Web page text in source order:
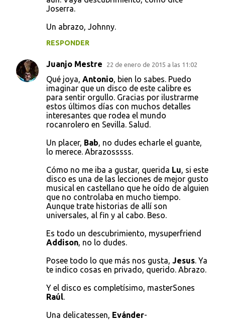
Joserra.
Un abrazo, Johnny.
RESPONDER
Juanjo Mestre 22 de enero de 2015 a las 11:02
Qué joya, Antonio, bien lo sabes. Puedo
imaginar que un disco de este calibre es
para sentir orgullo. Gracias por ilustrarme
estos últimos días con muchos detalles
interesantes que rodea el mundo
rocanrolero en Sevilla. Salud.
Un placer, Bab, no dudes echarle el guante,
lo merece. Abrazosssss.
Cómo no me iba a gustar, querida Lu, si este
disco es una de las lecciones de mejor gusto
musical en castellano que he oído de alguien
que no controlaba en mucho tiempo.
Aunque trate historias de allí son
universales, al fin y al cabo. Beso.
Es todo un descubrimiento, mysuperfriend
Addison, no lo dudes.
Posee todo lo que más nos gusta, Jesus. Ya
te indico cosas en privado, querido. Abrazo.
Y el disco es completísimo, masterSones
Raúl.
Una delicatessen, Evánder-